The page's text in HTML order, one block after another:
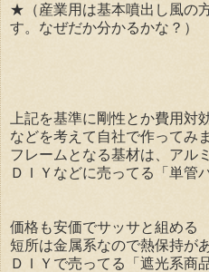
★（産業用は基本噴出し風の
す。なぜだか分かるかな？）
上記を基準に剛性とか費用対
などを考えて自社で作ってみ
フレームとなる基材は、アル
ＤＩＹなどに売ってる「単管
価格も安価でサッサと組める
短所は金属系なので熱保持が
ＤＩＹで売ってる「遮光系商